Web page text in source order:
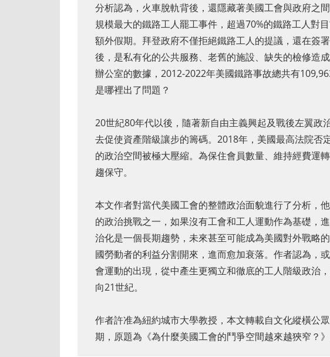
分析認為，火車脫軌背後，還隱藏著美國工會與政府之
規模最大的鐵路工人罷工事件，超過70%的鐵路工人對
額外假期。拜登政府不僅拒絕鐵路工人的提議，還在簽
後，是私有化的公共服務、老舊的施設、缺失的檢修造
辦公室的數據，2012-2022年美國鐵路事故總共有
是哪裡出了問題？
20世紀80年代以後，隨著新自由主義興起及戰後左翼政
去促使資產階級讓步的籌碼。2018年，美國最高法院否
的政治空間被極大壓縮。為保住會員數量、維持經費運
趨保守。
本文作者對當代美國工會的整體政治面貌進行了分析，
的政治挑戰之一，如果沒有工會和工人運動作為基礎，
治化是一個長期趨勢，未來甚至可能成為美國對外戰略
國勞動者的利益分割開來，進而愈加衰落。作者認為，
會運動的出現，從中產生更獨立和徹底的工人階級政治
向21世紀。
作者許准為紐約城市大學教授，本文轉載自文化縱橫公
期，原題為《為什麼美國工會的鬥爭空間越來越狹窄？》